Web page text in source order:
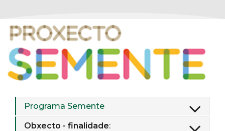
Programa Semente
Obxecto - finalidade: